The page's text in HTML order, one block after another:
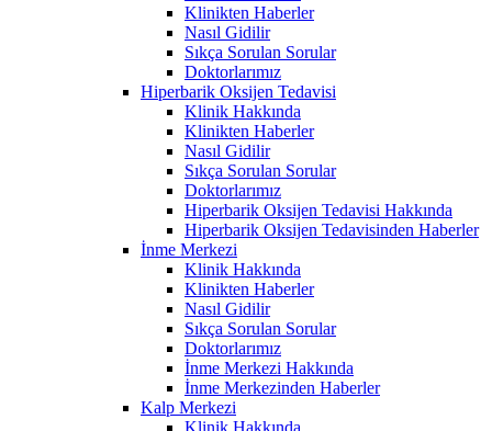
Klinikten Haberler
Nasıl Gidilir
Sıkça Sorulan Sorular
Doktorlarımız
Hiperbarik Oksijen Tedavisi
Klinik Hakkında
Klinikten Haberler
Nasıl Gidilir
Sıkça Sorulan Sorular
Doktorlarımız
Hiperbarik Oksijen Tedavisi Hakkında
Hiperbarik Oksijen Tedavisinden Haberler
İnme Merkezi
Klinik Hakkında
Klinikten Haberler
Nasıl Gidilir
Sıkça Sorulan Sorular
Doktorlarımız
İnme Merkezi Hakkında
İnme Merkezinden Haberler
Kalp Merkezi
Klinik Hakkında